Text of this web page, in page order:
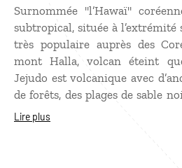
Surnommée "l’Hawaï"
subtropical, située à l’extrémité
très populaire auprès des
mont Halla, volcan éteint
Jejudo est volcanique avec
de forêts, des plages de sable
tubes de lave. L’île est
Lire plus